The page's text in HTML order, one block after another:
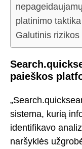
platinimo taktika
Galutinis
paieškos
sistema, kurią
identifikavo
naršyklės